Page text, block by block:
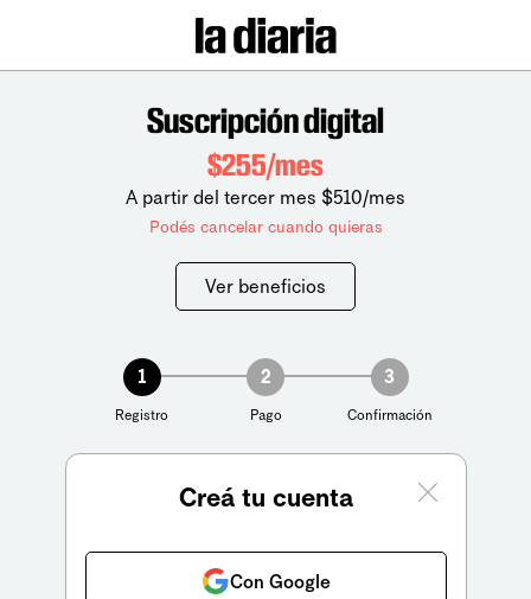
Suscripción digital
$255/mes
A partir del tercer mes $510/mes
Podés cancelar cuando quieras
Ver beneficios
1
Registro
2
Pago
3
Confirmación
Creá tu cuenta
Con Google